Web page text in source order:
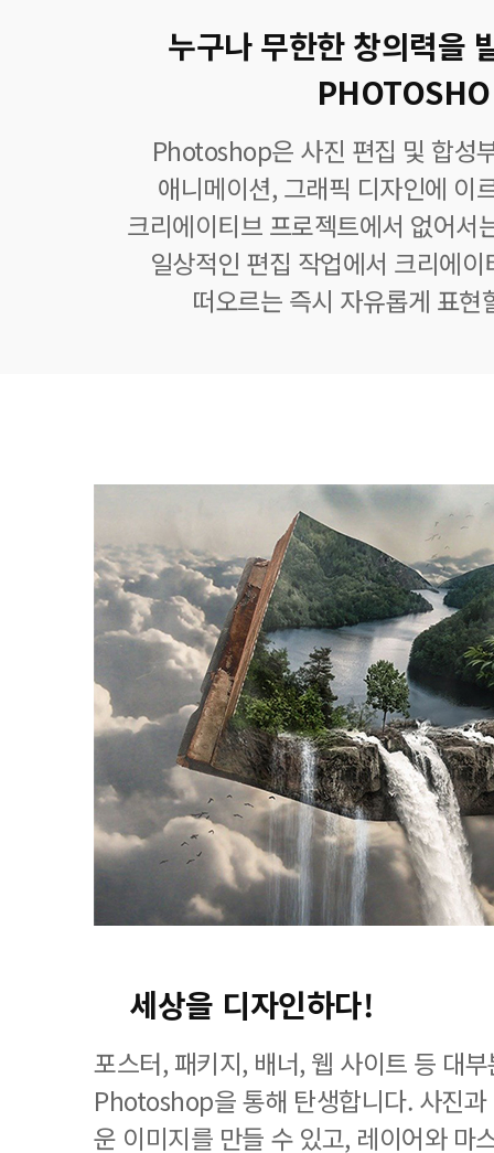
누구나 무한한 창의력을
Photoshop은 사진 편집 및 합성
애니메이션, 그래픽 디자인에 이
크리에이티브 프로젝트에서 없어서
일상적인 편집 작업에서 크리에
떠오르는 즉시 자유롭게 표현
세상을 디자인하다!
포스터, 패키지, 배너, 웹 사이트 등 대
Photoshop을 통해 탄생합니다. 사진
운 이미지를 만들 수 있고, 레이어와 마